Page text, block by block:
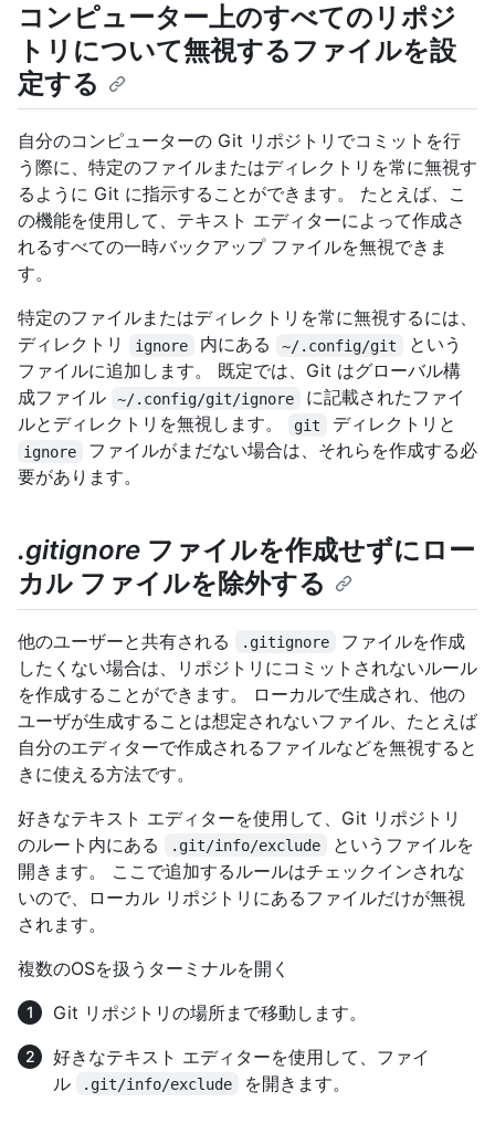
コンピューター上のすべてのリポジ
トリについて無視するファイルを設
定する
自分のコンピューターの Git リポジトリでコミットを行
う際に、特定のファイルまたはディレクトリを常に無視す
るように Git に指示することができます。 たとえば、こ
の機能を使用して、テキスト エディターによって作成さ
れるすべての一時バックアップ ファイルを無視できま
す。
特定のファイルまたはディレクトリを常に無視するには、
ディレクトリ
ignore 内にある ~/.config/git
という
ファイルに追加します。 既定では、Git はグローバル構
成ファイル
~/.config/git/ignore
に記載されたファイ
ルとディレクトリを無視します。
git ディレクトリと
ignore
ファイルがまだない場合は、それらを作成する必
要があります。
.gitignore ファイルを作成せずにロー
カル ファイルを除外する
他のユーザーと共有される .gitignore
ファイルを作成
したくない場合は、リポジトリにコミットされないルール
を作成することができます。 ローカルで生成され、他の
ユーザが生成することは想定されないファイル、たとえば
自分のエディターで作成されるファイルなどを無視すると
きに使える方法です。
好きなテキスト エディターを使用して、Git リポジトリ
のルート内にある
.git/info/exclude
というファイルを
開きます。 ここで追加するルールはチェックインされな
いので、ローカル リポジトリにあるファイルだけが無視
されます。
複数のOSを扱うターミナルを開く
Git リポジトリの場所まで移動します。
好きなテキスト エディターを使用して、ファイ
ル
.git/info/exclude を開きます。